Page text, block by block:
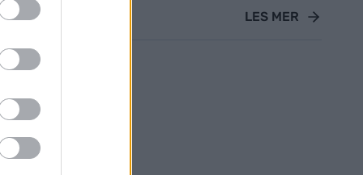
LES MER